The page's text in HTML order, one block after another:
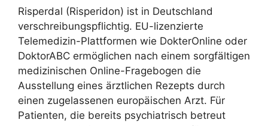
Risperdal (Risperidon) ist in Deutschland
verschreibungspflichtig. EU-lizenzierte
Telemedizin-Plattformen wie DokterOnline oder
DoktorABC ermöglichen nach einem sorgfältigen
medizinischen Online-Fragebogen die
Ausstellung eines ärztlichen Rezepts durch
einen zugelassenen europäischen Arzt. Für
Patienten, die bereits psychiatrisch betreut